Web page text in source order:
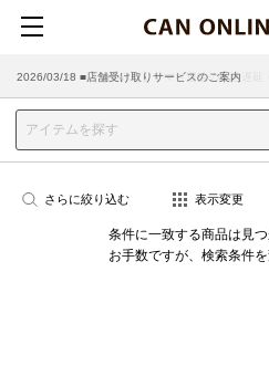
2026/07/29 ■【お知らせ】ヤマト運輸の配送遅延
2026/03/18 ■店舗受け取りサービスのご案内
さらに絞り込む 表示変更
条件に一致する商品は見つ
お手数ですが、検索条件を